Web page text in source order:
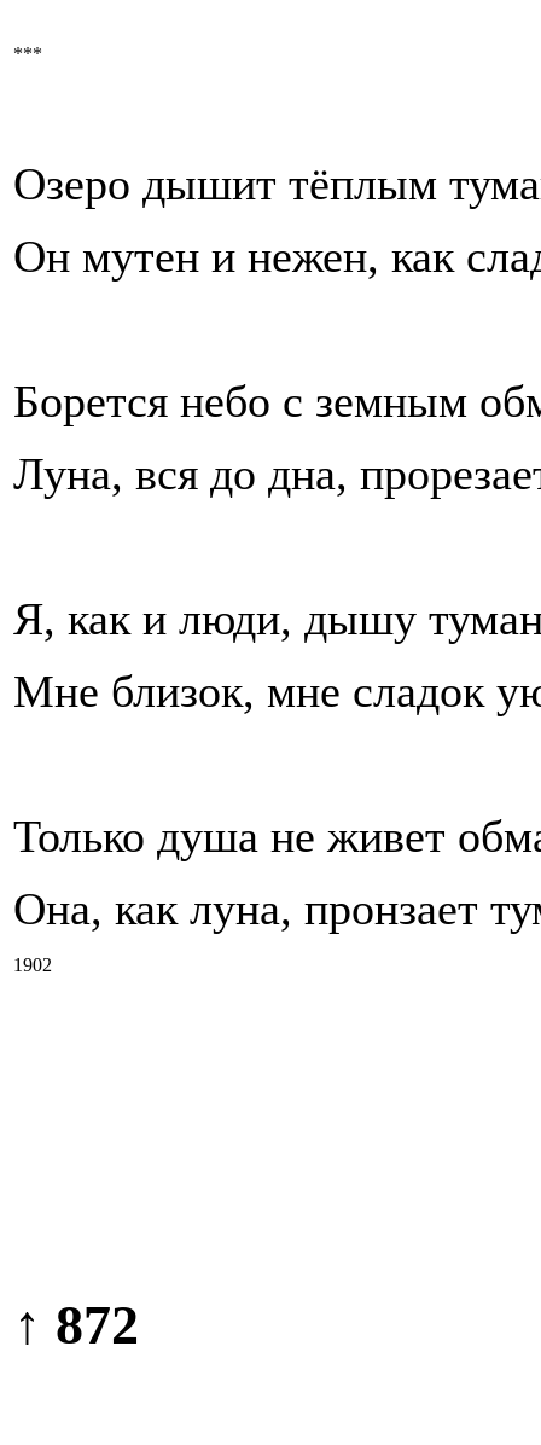
***
Озеро дышит тёплым
Он мутен и нежен, как
Борется небо с земным
Луна, вся до дна,
Я, как и люди, дышу
Мне близок, мне сладок
Только душа не живет
Она, как луна, пронзает
1902
↑ 872